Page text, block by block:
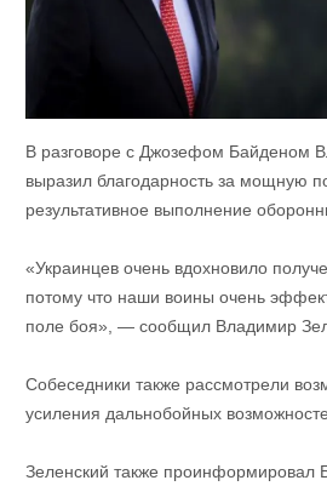
В разговоре с Джозефом Байденом
выразил благодарность за мощную
результативное выполнение
«Украинцев очень вдохновило
потому что наши воины очень
поле боя», — сообщил Владимир
Собеседники также рассмотрели
усиления дальнобойных
Зеленский также проинформировал